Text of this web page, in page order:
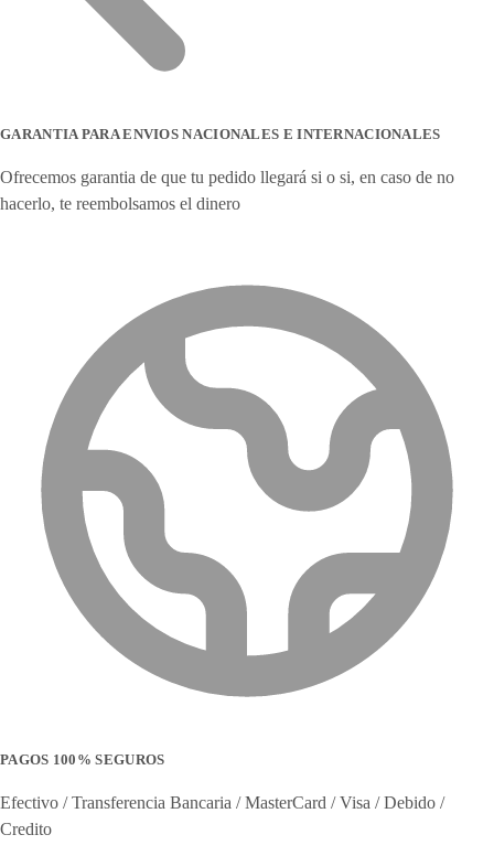
GARANTIA PARA ENVIOS NACIONALES E INTERNACIONALES
Ofrecemos garantia de que tu pedido llegará si o si, en caso de no
hacerlo, te reembolsamos el dinero
PAGOS 100% SEGUROS
Efectivo / Transferencia Bancaria / MasterCard / Visa / Debido /
Credito